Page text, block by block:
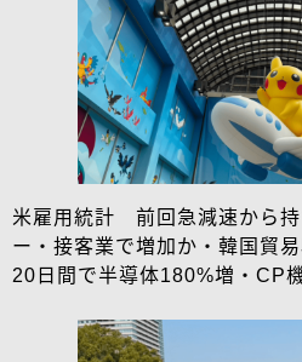
米雇用統計 前回急減速から持
ー・接客業で増加か・韓国貿
20日間で半導体180%増・CP